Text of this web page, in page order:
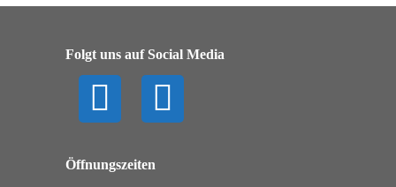
Folgt uns auf Social Media
Öffnungszeiten